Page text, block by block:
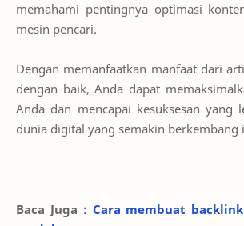
memahami pentingnya optimasi
mesin pencari.
Dengan memanfaatkan manfaat dari
dengan baik, Anda dapat
Anda dan mencapai kesuksesan yang
dunia digital yang semakin berkembang
Baca Juga : Cara membuat